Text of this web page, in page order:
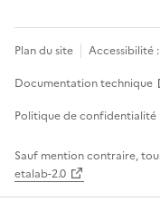
Plan du site Accessibilité
Documentation technique
Politique de confidentialité
Sauf mention contraire,
etalab-2.0